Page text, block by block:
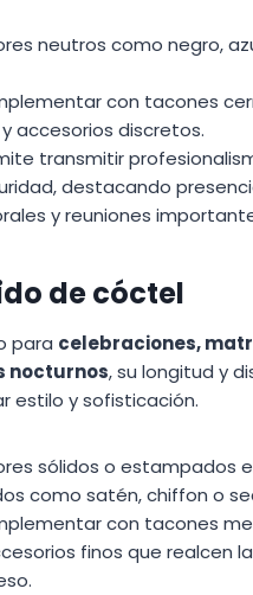
neutros como negro,
con tacones
accesorios discretos.
transmitir
destacando
y reuniones
de cóctel
para celebraciones,
nocturnos, su longitud y
estilo y sofisticación.
sólidos o estampados
como satén, chiffon o
con tacones
finos que realcen